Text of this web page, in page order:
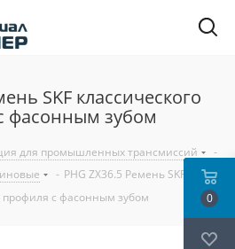
SKF классического
фасонным зубом
для промышленных трансмиссий
-
- PHG ZX36.5 Ремень SKF
профиля с фасонным зубом
0